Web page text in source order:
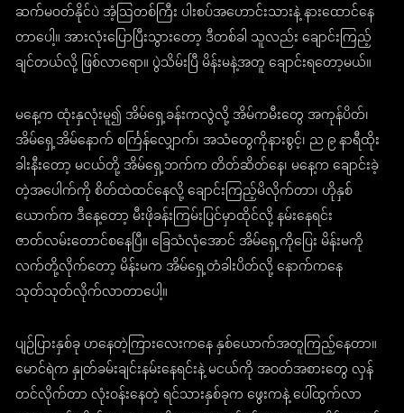
ဆက်မဝတ်နိုင်ပဲ အံ့ဩတစ်ကြီး ပါးစပ်အဟောင်းသားနဲ့ နားထောင်နေ
တာပေါ့။ အားလုံးပြောပြီးသွားတော့ ဒီတစ်ခါ သူလည်း ချောင်းကြည့်
ချင်တယ်လို့ ဖြစ်လာရော။ ပွဲသိမ်းပြီ မိန်းမနဲ့အတူ ချောင်းရတော့မယ်။
မနေ့က ထုံးနှလုံးမူ၍ အိမ်ရှေ့ခန်းကလွဲလို့ အိမ်ကမီးတွေ အကုန်ပိတ်၊
အိမ်ရှေ့အိမ်နောက် စင်္ကြန်လျှောက်၊ အသံတွေကိုနားစွင့်၊ ည ၉ နာရီထိုး
ခါးနီးတော့ မငယ်တို့ အိမ်ရှေ့ဘက်က တိတ်ဆိတ်နေ၊ မနေ့က ချောင်းခဲ့
တဲ့အပေါက်ကို စိတ်ထဲထင်နေလို့ ချောင်းကြည့်မိလိုက်တာ၊ ဟိုနှစ်
ယောက်က ဒီနေ့တော့ မီးဖိုခန်းကြမ်းပြင်မှာထိုင်လို့ နမ်းနေရင်း
ဇာတ်လမ်းတောင်စနေပြီ။ ခြေသံလုံအောင် အိမ်ရှေ့ကိုပြေး မိန်းမကို
လက်တို့လိုက်တော့ မိန်းမက အိမ်ရှေ့တံခါးပိတ်လို့ နောက်ကနေ
သုတ်သုတ်လိုက်လာတာပေါ့။
ပျဉ်ပြားနှစ်ခု ဟနေတဲ့ကြားလေးကနေ နှစ်ယောက်အတူကြည့်နေတာ။
မောင်ရဲက နှုတ်ခမ်းချင်းနမ်းနေရင်းနဲ့ မငယ်ကို အဝတ်အစားတွေ လှန်
တင်လိုက်တာ လုံးဝန်းနေတဲ့ ရင်သားနှစ်ခုက ဖွေးကနဲ့ ပေါ်ထွက်လာ